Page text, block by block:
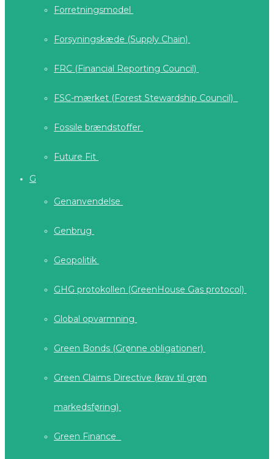
Forretningsmodel
Forsyningskæde (Supply Chain)
FRC (Financial Reporting Council)
FSC-mærket (Forest Stewardship Council)
Fossile brændstoffer
Future Fit
G
Genanvendelse
Genbrug
Geopolitik
GHG protokollen (GreenHouse Gas protocol)
Global opvarmning
Green Bonds (Grønne obligationer)
Green Claims Directive (krav til grøn
markedsføring)
Green Finance